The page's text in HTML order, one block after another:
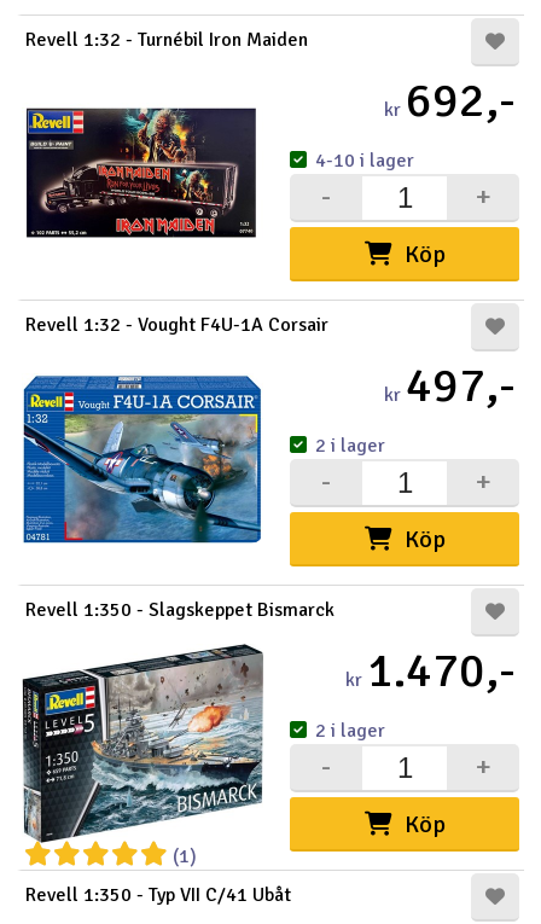
Revell 1:32 - Turnébil Iron Maiden
kr 692,-
Köp
+
-
4-10 i lager
Revell 1:32 - Vought F4U-1A Corsair
kr 497,-
Köp
+
-
2 i lager
Revell 1:350 - Slagskeppet Bismarck
(1)
kr 1.470,-
Köp
+
-
2 i lager
Revell 1:350 - Typ VII C/41 Ubåt